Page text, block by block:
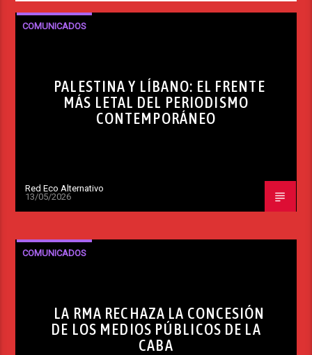
COMUNICADOS
PALESTINA Y LÍBANO: EL FRENTE
MÁS LETAL DEL PERIODISMO
CONTEMPORÁNEO
Red Eco Alternativo
13/05/2026
COMUNICADOS
LA RMA RECHAZA LA CONCESIÓN
DE LOS MEDIOS PÚBLICOS DE LA
CABA